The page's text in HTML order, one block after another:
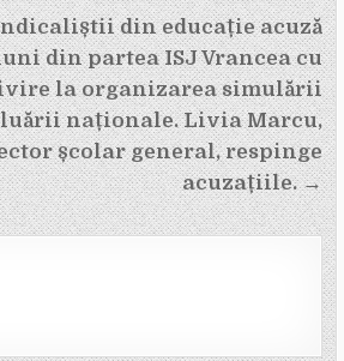
din educație acuză
din partea ISJ Vrancea cu
la organizarea simulării
naționale. Livia Marcu,
școlar general, respinge
acuzațiile. →